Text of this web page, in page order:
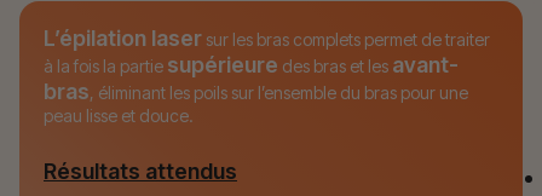
L’épilation laser sur les bras complets permet de traiter
à la fois la partie supérieure des bras et les avant-
bras, éliminant les poils sur l’ensemble du bras pour une
peau lisse et douce.
Résultats attendus